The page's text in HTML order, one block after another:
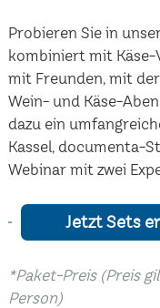
Probieren Sie in
kombiniert mit Käse-
mit Freunden, mit
Wein- und Käse-
dazu ein
Kassel, documenta-
Webinar mit zwei
Jetzt Sets
*Paket-Preis (Preis
Person)